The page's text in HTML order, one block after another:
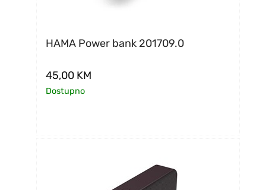
HAMA Power bank 201709.0
45,00 KM
Dostupno